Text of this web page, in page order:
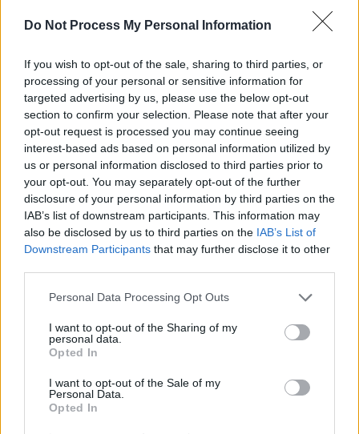
Do Not Process My Personal Information
If you wish to opt-out of the sale, sharing to third parties, or
processing of your personal or sensitive information for
targeted advertising by us, please use the below opt-out
section to confirm your selection. Please note that after your
opt-out request is processed you may continue seeing
interest-based ads based on personal information utilized by
us or personal information disclosed to third parties prior to
your opt-out. You may separately opt-out of the further
disclosure of your personal information by third parties on the
IAB’s list of downstream participants. This information may
also be disclosed by us to third parties on the IAB’s List of
Downstream Participants that may further disclose it to other
Personal Data Processing Opt Outs
I want to opt-out of the Sharing of my
personal data.
Opted In
I want to opt-out of the Sale of my
Personal Data.
Opted In
Elon Musk nuirait gravement à Tesla
selon une étude européenne
Auto Pour Vous 5 août 2026 0
Pourquoi le bouton start/stop disparaît
Auto Pour Vous